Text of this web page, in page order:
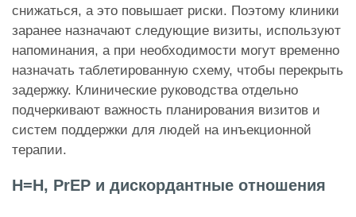
снижаться, а это повышает риски. Поэтому клиники
заранее назначают следующие визиты, используют
напоминания, а при необходимости могут временно
назначать таблетированную схему, чтобы перекрыть
задержку. Клинические руководства отдельно
подчеркивают важность планирования визитов и
систем поддержки для людей на инъекционной
терапии.
Н=Н, PrEP и дискордантные отношения